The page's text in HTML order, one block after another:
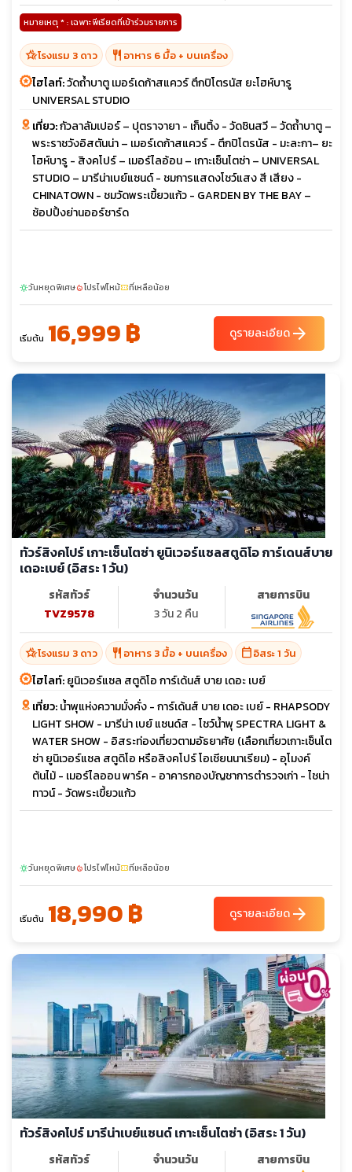
หมายเหตุ * : เฉพาะพีเรียดที่เข้าร่วมรายการ
hotel_classโรงแรม 3 ดาว restaurant อาหาร 6 มื้อ + บนเครื่อง
ไฮไลท์:วัดถ้ำบาตู เมอร์เดก้าสแควร์ ตึกปิโตรนัส ยะโฮห์บารู
UNIVERSAL STUDIO
เที่ยว:กัวลาลัมเปอร์ – ปุตราจายา - เก็นติ้ง - วัดชินสวี – วัดถ้ำบาตู –
พระราชวังอิสตันน่า – เมอร์เดก้าสแควร์ - ตึกปิโตรนัส - มะละกา– ยะ
โฮห์บารู - สิงคโปร์ – เมอร์ไลอ้อน – เกาะเซ็นโตซ่า – UNIVERSAL
STUDIO – มารีน่าเบย์แซนด์ - ชมการแสดงโชว์แสง สี เสียง -
CHINATOWN - ชมวัดพระเขี้ยวแก้ว - GARDEN BY THE BAY –
ช้อปปิ้งย่านออร์ชาร์ด
sunnyวันหยุดพิเศษlocal_fire_departmentโปรไฟไหม้confirmation_numberที่เหลือน้อย
เริ่มต้น 16,999 ฿ ดูรายละเอียดarrow_forward
ทัวร์สิงคโปร์ เกาะเซ็นโตซ่า ยูนิเวอร์แซลสตูดิโอ การ์เดนส์บาย
เดอะเบย์ (อิสระ 1 วัน)
รหัสทัวร์
TVZ9578
จำนวนวัน
3 วัน 2 คืน
สายการบิน
hotel_classโรงแรม 3 ดาว restaurant อาหาร 3 มื้อ + บนเครื่อง calendar_todayอิสระ 1 วัน
ไฮไลท์:ยูนิเวอร์แซล สตูดิโอ การ์เด้นส์ บาย เดอะ เบย์
เที่ยว:น้ำพุแห่งความมั่งคั่ง - การ์เด้นส์ บาย เดอะ เบย์ - RHAPSODY
LIGHT SHOW - มารีน่า เบย์ แซนด์ส - โชว์น้ำพุ SPECTRA LIGHT &
WATER SHOW - อิสระท่องเที่ยวตามอัธยาศัย (เลือกเที่ยวเกาะเซ็นโต
ซ่า ยูนิเวอร์แซล สตูดิโอ หรือสิงคโปร์ โอเชียนนาเรียม) - อุโมงค์
ต้นไม้ - เมอร์ไลออน พาร์ค - อาคารกองบัญชาการตำรวจเก่า - ไชน่า
ทาวน์ - วัดพระเขี้ยวแก้ว
sunnyวันหยุดพิเศษlocal_fire_departmentโปรไฟไหม้confirmation_numberที่เหลือน้อย
เริ่มต้น 18,990 ฿ ดูรายละเอียดarrow_forward
ทัวร์สิงคโปร์ มารีน่าเบย์แซนด์ เกาะเซ็นโตซ่า (อิสระ 1 วัน)
รหัสทัวร์
จำนวนวัน
สายการบิน